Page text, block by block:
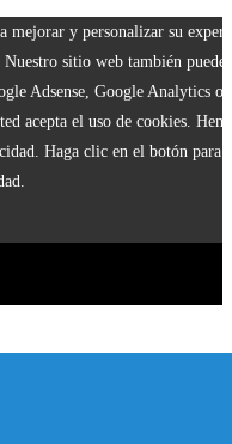
mejorar y personalizar su
sitio web también puede
Adsense, Google Analytics o
acepta el uso de cookies.
Haga clic en el botón para